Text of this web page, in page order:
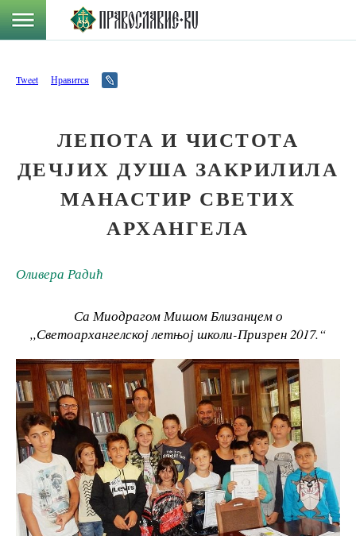
Tweet Нравится
ЛЕПОТА И ЧИСТОТА
ДЕЧЈИХ ДУША ЗАКРИЛИЛА
МАНАСТИР СВЕТИХ
АРХАНГЕЛА
Оливера Радић
Са Миодрагом Мишом Близанцем о
,,Светоархангелској летњој школи-Призрен 2017.“